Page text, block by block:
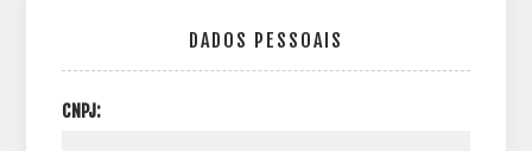
DADOS PESSOAIS
CNPJ: